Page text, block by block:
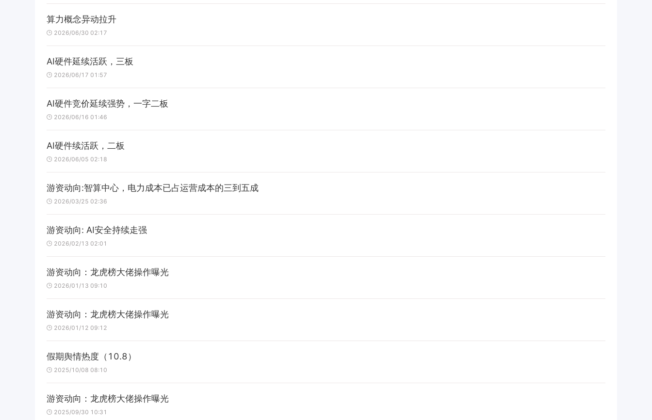
算力概念异动拉升
2026/06/30 02:17
AI硬件延续活跃，三板
2026/06/17 01:57
AI硬件竞价延续强势，一字二板
2026/06/16 01:46
AI硬件续活跃，二板
2026/06/05 02:18
游资动向:智算中心，电力成本已占运营成本的三到五成
2026/03/25 02:36
游资动向: AI安全持续走强
2026/02/13 02:01
游资动向：龙虎榜大佬操作曝光
2026/01/13 09:10
游资动向：龙虎榜大佬操作曝光
2026/01/12 09:12
假期舆情热度（10.8）
2025/10/08 08:10
游资动向：龙虎榜大佬操作曝光
2025/09/30 10:31